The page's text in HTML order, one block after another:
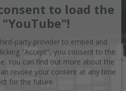
to load the
party provider to embed and
"Accept", you consent to the
You can find out more about the
revoke your consent at any time
for the future.